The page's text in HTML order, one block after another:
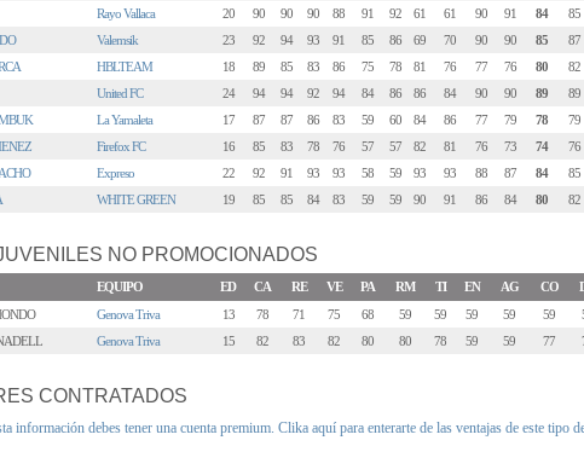
Rayo Vallaca 20 90 90 90 88 91 92 61 61 90 91 84 85
Valemsik 23 92 94 93 91 85 86 69 70 90 90 85 87
HBLTEAM 18 89 85 83 86 75 78 81 76 77 76 80 82
United FC 24 94 94 92 94 84 86 86 84 90 90 89 89
La Yamaleta 17 87 87 86 83 59 60 84 86 77 79 78 79
Firefox FC 16 85 83 78 76 57 57 82 81 76 73 74 76
Expreso 22 92 91 93 93 58 59 93 93 88 87 84 85
WHITE GREEN 19 85 85 84 83 59 59 90 91 86 84 80 82
NO PROMOCIONADOS
EQUIPO ED CA RE VE PA RM TI EN AG CO
Genova Triva 13 78 71 75 68 59 59 59 59 59
Genova Triva 15 82 83 82 80 80 78 59 59 77
CONTRATADOS
información debes tener una cuenta premium. Clika aquí para enterarte de las ventajas de este tipo